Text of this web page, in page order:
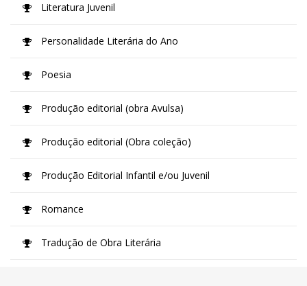
Literatura Juvenil
Personalidade Literária do Ano
Poesia
Produção editorial (obra Avulsa)
Produção editorial (Obra coleção)
Produção Editorial Infantil e/ou Juvenil
Romance
Tradução de Obra Literária